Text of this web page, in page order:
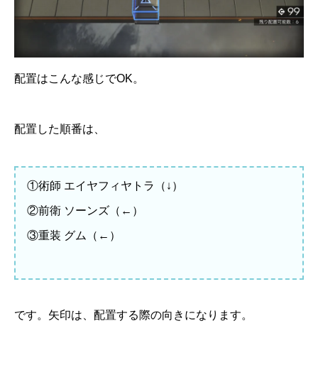
配置はこんな感じでOK。
配置した順番は、
①術師 エイヤフィヤトラ（↓）
②前衛 ソーンズ（←）
③重装 グム（←）
です。矢印は、配置する際の向きになります。